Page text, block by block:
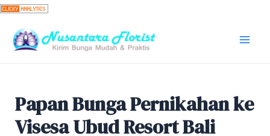
Skip
content
Papan Bunga Pernikahan ke
Visesa Ubud Resort Bali